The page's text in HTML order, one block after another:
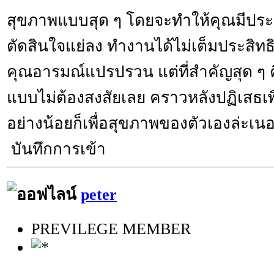
สุขภาพแบบสุด ๆ โดยจะทำให้คุณมีปร
ตัดสินใจแย่ลง ทำงานได้ไม่เต็มประสิท
คุณอารมณ์แปรปรวน แต่ที่สำคัญสุด ๆ
แบบไม่ต้องสงสัยเลย คราวหลังปฏิเสธ
อย่างน้อยก็เพื่อสุขภาพของตัวเองล่ะเน
บันทึกการเข้า
peter
PREVILEGE MEMBER